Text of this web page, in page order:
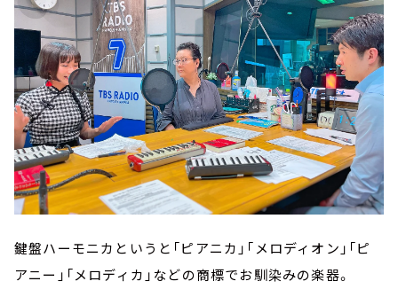
鍵盤ハーモニカというと「ピアニカ」「メロディオン」「ピ
アニー」「メロディカ」などの商標でお馴染みの楽器。